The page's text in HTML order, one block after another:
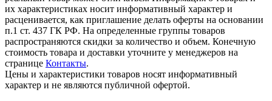
их характеристиках носит информативный характер и
расценивается, как приглашение делать оферты на основании
п.1 ст. 437 ГК РФ. На определенные группы товаров
распространяются скидки за количество и объем. Конечную
стоимость товара и доставки уточните у менеджеров на
странице Контакты.
Цены и характеристики товаров носят информативный
характер и не являются публичной офертой.